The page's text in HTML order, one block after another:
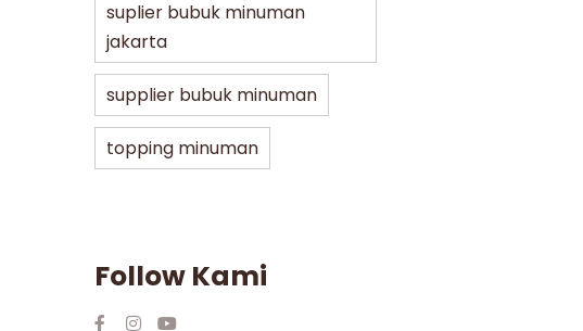
suplier bubuk minuman
jakarta
supplier bubuk minuman
topping minuman
Follow Kami